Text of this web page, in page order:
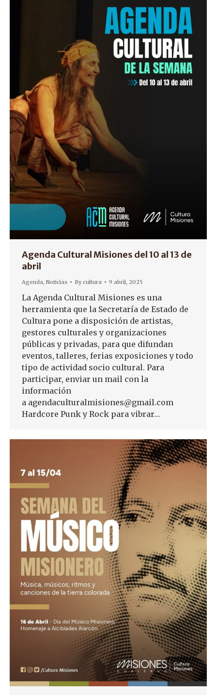
Agenda Cultural Misiones del 10 al 13 de
abril
Agenda Noticias Bycultura 9 abril, 2025
La Agenda Cultural Misiones es una
herramienta que la Secretaría de Estado de
Cultura pone a disposición de artistas,
gestores culturales y organizaciones
públicas y privadas, para que difundan
eventos, talleres, ferias exposiciones y todo
tipo de actividad socio cultural. Para
participar, enviar un mail con la
información
a agendaculturalmisiones@gmail.com
Hardcore Punk y Rock para vibrar…